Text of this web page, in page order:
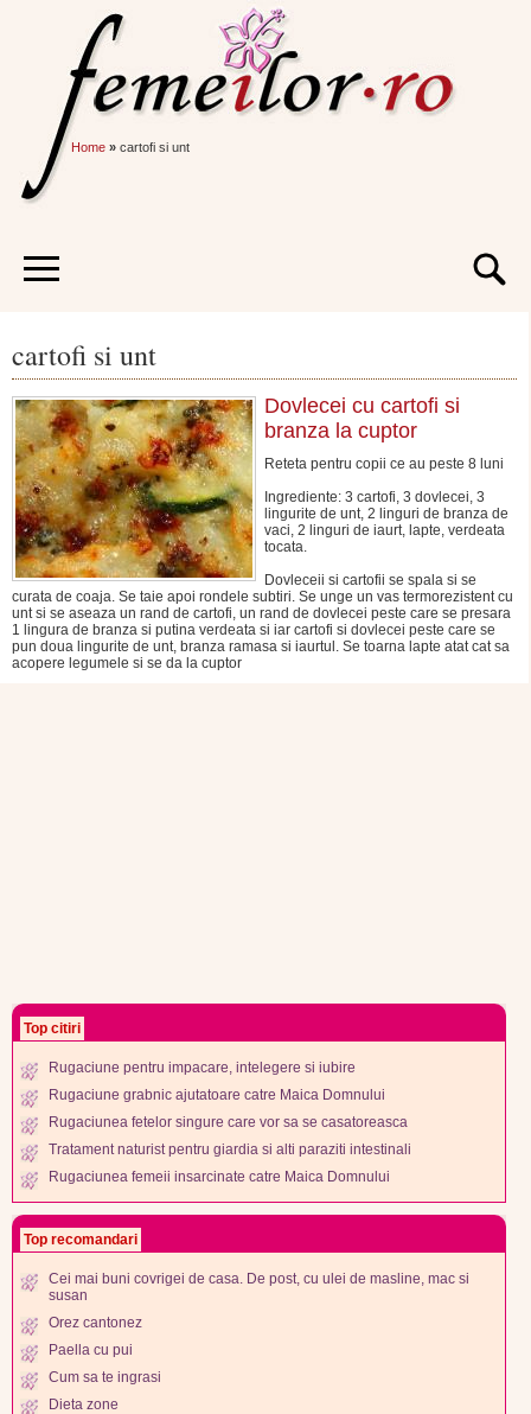
Home » cartofi si unt
cartofi si unt
Dovlecei cu cartofi si
branza la cuptor
Reteta pentru copii ce au peste 8 luni
Ingrediente: 3 cartofi, 3 dovlecei, 3
lingurite de unt, 2 linguri de branza de
vaci, 2 linguri de iaurt, lapte, verdeata
tocata.
Dovleceii si cartofii se spala si se
curata de coaja. Se taie apoi rondele subtiri. Se unge un vas termorezistent cu
unt si se aseaza un rand de cartofi, un rand de dovlecei peste care se presara
1 lingura de branza si putina verdeata si iar cartofi si dovlecei peste care se
pun doua lingurite de unt, branza ramasa si iaurtul. Se toarna lapte atat cat sa
acopere legumele si se da la cuptor
Top citiri
Rugaciune pentru impacare, intelegere si iubire
Rugaciune grabnic ajutatoare catre Maica Domnului
Rugaciunea fetelor singure care vor sa se casatoreasca
Tratament naturist pentru giardia si alti paraziti intestinali
Rugaciunea femeii insarcinate catre Maica Domnului
Top recomandari
Cei mai buni covrigei de casa. De post, cu ulei de masline, mac si
susan
Orez cantonez
Paella cu pui
Cum sa te ingrasi
Dieta zone